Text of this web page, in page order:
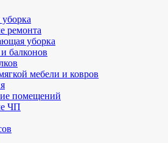
уборка
ремонта
уборка
балконов
мебели и ковров
помещений
ЧП